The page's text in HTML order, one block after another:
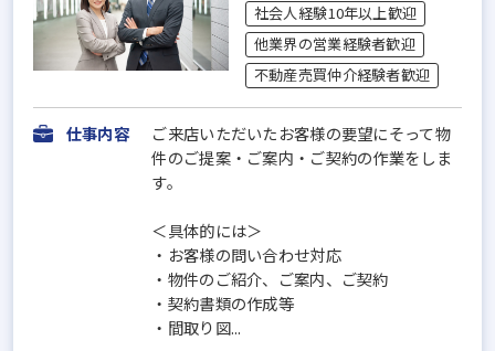
社会人経験10年以上歓迎
他業界の営業経験者歓迎
不動産売買仲介経験者歓迎
仕事内容
ご来店いただいたお客様の要望にそって物
件のご提案・ご案内・ご契約の作業をしま
す。
＜具体的には＞
・お客様の問い合わせ対応
・物件のご紹介、ご案内、ご契約
・契約書類の作成等
・間取り図...